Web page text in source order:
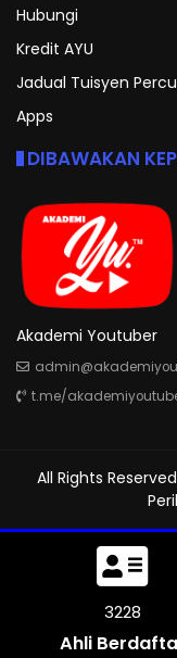
Hubungi
Kredit AYU
Jadual Tuisyen
Apps
DIBAWAKAN
Akademi Youtuber
t.me/
All Rights
3675
Ahli